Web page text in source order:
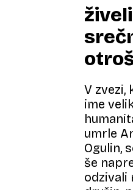
V zvezi,
ime
umrle
Ogulin,
še
odzivali